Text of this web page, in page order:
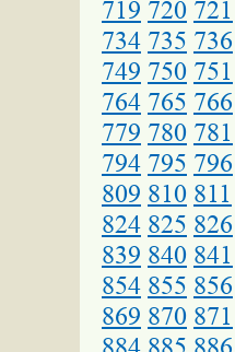
719 720 721
734 735 736
749 750 751
764 765 766
779 780 781
794 795 796
809 810 811
824 825 826
839 840 841
854 855 856
869 870 871